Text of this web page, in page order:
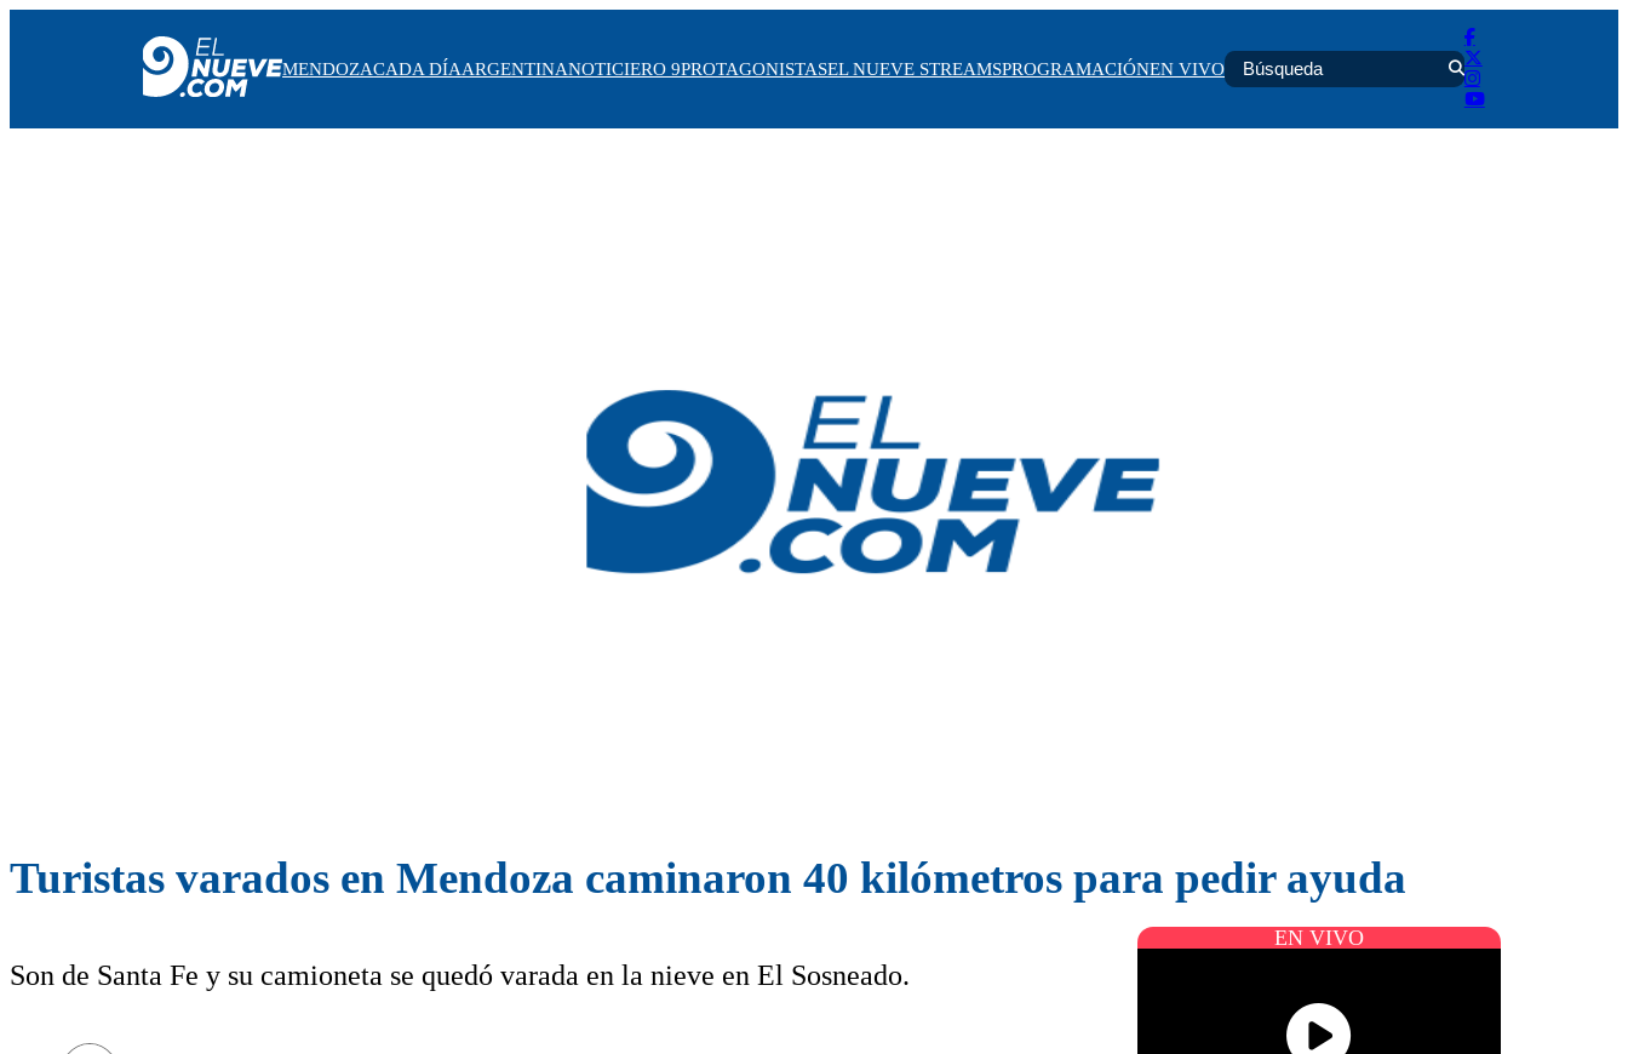
MENDOZACADA DÍAARGENTINANOTICIERO 9PROTAGONISTASEL NUEVE STREAMSPROGRAMACIÓNEN VIVO
Turistas varados en Mendoza caminaron 40 kilómetros para pedir ayuda
Son de Santa Fe y su camioneta se quedó varada en la nieve en El Sosneado.
EN VIVO